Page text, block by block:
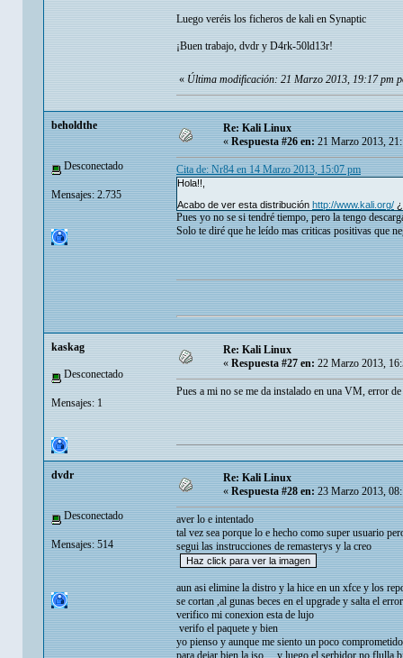
Luego veréis los ficheros de kali en Synaptic
¡Buen trabajo, dvdr y D4rk-50ld13r!
« Última modificación: 21 Marzo 2013, 19:17 pm
beholdthe
Desconectado
Mensajes: 2.735
Re: Kali Linux
«Respuesta #26 en:21 Marzo 2013,
Cita de: Nr84 en 14 Marzo 2013, 15:07 pm
Hola!!,
Acabo de ver esta distribución http://www.kali.org/
Pues yo no se si tendré tiempo, pero la tengo
Solo te diré que he leído mas criticas positivas que
kaskag
Desconectado
Mensajes: 1
Re: Kali Linux
« Respuesta #27 en: 22 Marzo 2013,
Pues a mi no se me da instalado en una VM, error
dvdr
Desconectado
Mensajes: 514
Re: Kali Linux
«Respuesta #28 en:23 Marzo 2013,
aver lo e intentado
tal vez sea porque lo e hecho como super usuario
segui las instrucciones de remasterys y la creo
aun asi elimine la distro y la hice en un xfce y los
se cortan ,al gunas beces en el upgrade y salta el error
verifico mi conexion esta de lujo
verifo el paquete y bien
yo pienso y aunque me siento un poco